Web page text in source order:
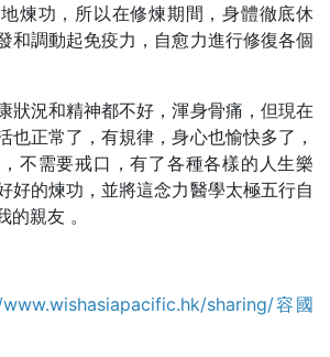
煉功，所以在修煉期間，身體徹底休
和調動起免疫力，自愈力進行修復各個
狀況和精神都不好，渾身骨痛，但現在
也正常了，有規律，身心也愉快多了，
不需要戒口，有了各種各樣的人生樂
好的煉功，並將這念力醫學太極五行自
親友 。
sharing/容國